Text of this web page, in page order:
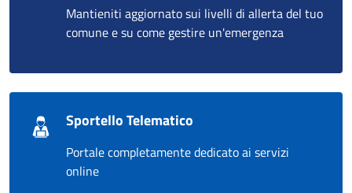
Mantieniti aggiornato sui livelli di allerta del tuo
comune e su come gestire un'emergenza
Sportello Telematico
Portale completamente dedicato ai servizi
online